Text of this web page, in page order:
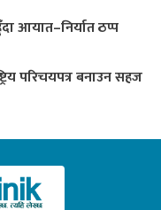
आयात–निर्यात ठप्प
परिचयपत्र बनाउन सहज